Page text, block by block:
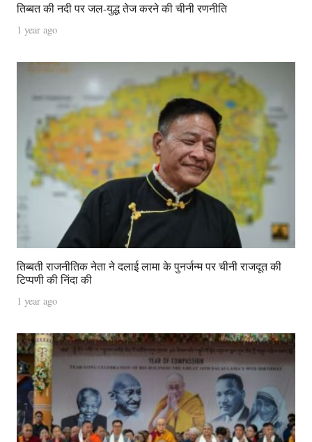
तिब्बत की नदी पर जल-युद्ध तेज करने की चीनी रणनीति
1 year ago
तिब्बती राजनीतिक नेता ने दलाई लामा के पुनर्जन्म पर चीनी राजदूत की
टिप्पणी की निंदा की
1 year ago